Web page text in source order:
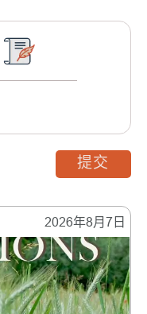
2026年8月7日
提交